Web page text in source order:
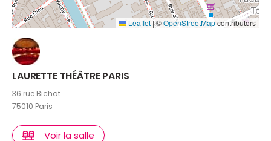
Leaflet |©OpenStreetMapcontributors
LAURETTE THÉÂTRE PARIS
36 rue Bichat
75010 Paris
Voir la salle